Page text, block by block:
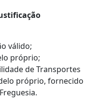
válido;
próprio;
de Transportes
próprio, fornecido